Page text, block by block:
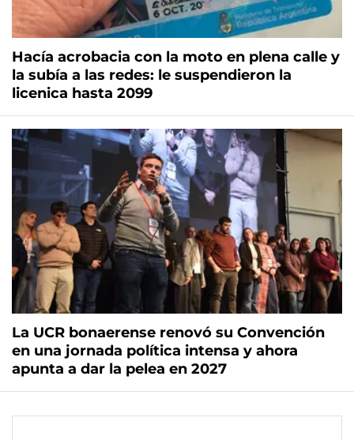
Hacía acrobacia con la moto en plena calle y
la subía a las redes: le suspendieron la
licenica hasta 2099
La UCR bonaerense renovó su Convención
en una jornada política intensa y ahora
apunta a dar la pelea en 2027